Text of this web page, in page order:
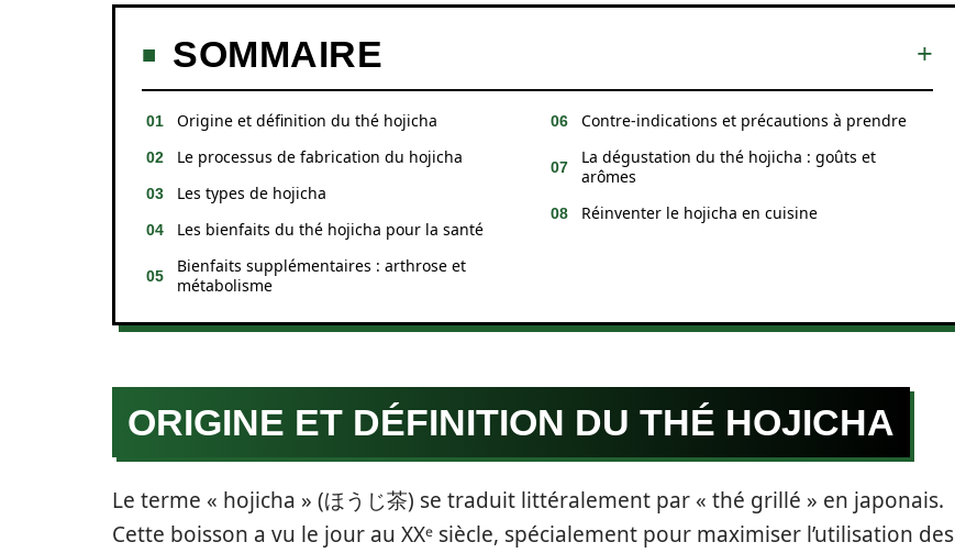
SOMMAIRE
Origine et définition du thé hojicha
Le processus de fabrication du hojicha
Les types de hojicha
Les bienfaits du thé hojicha pour la santé
Bienfaits supplémentaires : arthrose et
métabolisme
Contre-indications et précautions à prendre
La dégustation du thé hojicha : goûts et
arômes
Réinventer le hojicha en cuisine
ORIGINE ET DÉFINITION DU THÉ HOJICHA
Le terme « hojicha » (ほうじ茶) se traduit littéralement par « thé grillé » en japonais.
Cette boisson a vu le jour au XXᵉ siècle, spécialement pour maximiser l’utilisation des